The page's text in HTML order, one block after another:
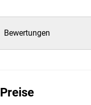
Bewertungen
Preise